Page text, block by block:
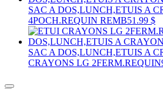
SAC A DOS,LUNCH,ETUIS A
4POCH.REQUIN REMB51.99 $
SAC A DOS,LUNCH,ETUIS A
CRAYONS LG 2FERM.REQUIN